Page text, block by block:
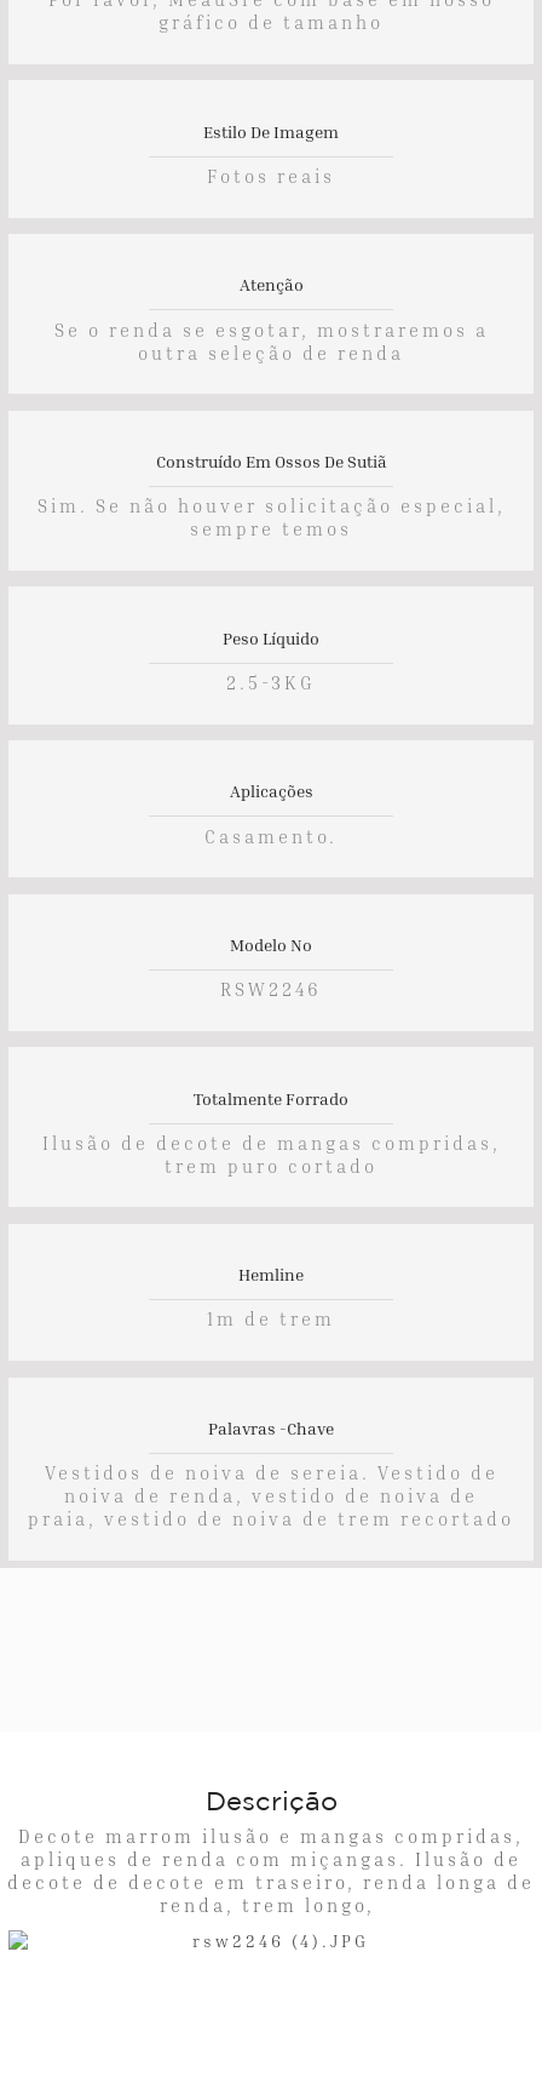
gráfico de tamanho
Estilo De Imagem
Fotos reais
Atenção
Se o renda se esgotar, mostraremos a
outra seleção de renda
Construído Em Ossos De Sutiã
Sim. Se não houver solicitação especial,
sempre temos
Peso Líquido
2.5-3KG
Aplicações
Casamento.
Modelo No
RSW2246
Totalmente Forrado
Ilusão de decote de mangas compridas,
trem puro cortado
Hemline
1m de trem
Palavras -chave
Vestidos de noiva de sereia. Vestido de
noiva de renda, vestido de noiva de
praia, vestido de noiva de trem recortado
Descrição
Decote marrom ilusão e mangas compridas,
apliques de renda com miçangas. Ilusão de
decote de decote em traseiro, renda longa de
renda, trem longo,